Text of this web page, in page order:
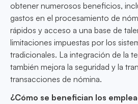
obtener numerosos beneficios,
gastos en el procesamiento de
rápidos y acceso a una base de
limitaciones impuestas por los
tradicionales. La integración de la
también mejora la seguridad y la
transacciones de nómina.
¿Cómo se benefician los